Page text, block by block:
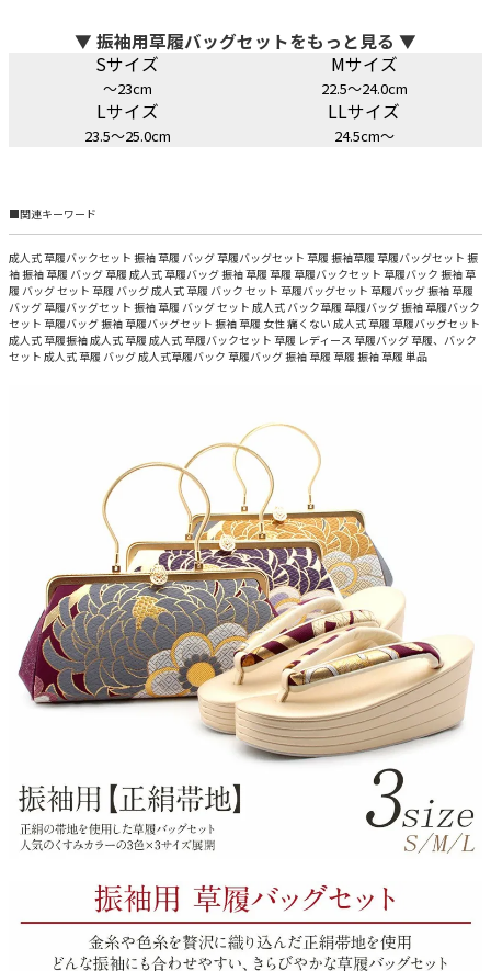
▼ 振袖用草履バッグセットをもっと見る ▼
Sサイズ
～23cm
Mサイズ
22.5～24.0cm
Lサイズ
23.5～25.0cm
LLサイズ
24.5cm～
■関連キーワード
成人式 草履バックセット 振袖 草履 バッグ 草履バッグセット 草履 振袖草履 草履バッグセット 振
袖 振袖 草履 バッグ 草履 成人式 草履バッグ 振袖 草履 草履 草履バックセット 草履バック 振袖 草
履 バッグ セット 草履 バッグ 成人式 草履 バック セット 草履バッグセット 草履バッグ 振袖 草履
バッグ 草履バッグセット 振袖 草履 バッグ セット 成人式 バック草履 草履バッグ 振袖 草履バック
セット 草履バッグ 振袖 草履バッグセット 振袖 草履 女性 痛くない 成人式 草履 草履バッグセット
成人式 草履振袖 成人式 草履 成人式 草履バックセット 草履 レディース 草履バッグ 草履、バック
セット 成人式 草履 バッグ 成人式草履バック 草履バッグ 振袖 草履 草履 振袖 草履 単品